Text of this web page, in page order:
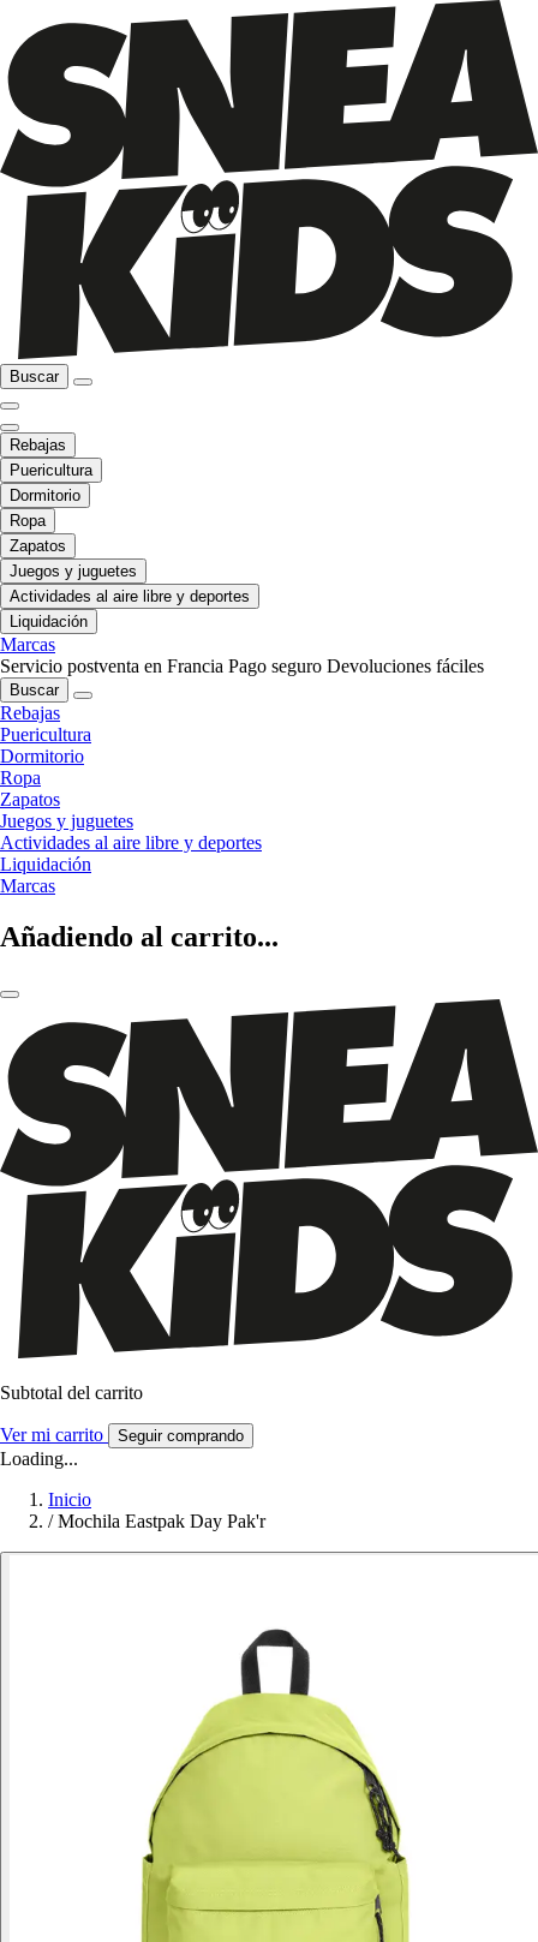
Buscar
Rebajas
Puericultura
Dormitorio
Ropa
Zapatos
Juegos y juguetes
Actividades al aire libre y deportes
Liquidación
Marcas
Servicio postventa en Francia Pago seguro Devoluciones fáciles
Buscar
Rebajas
Puericultura
Dormitorio
Ropa
Zapatos
Juegos y juguetes
Actividades al aire libre y deportes
Liquidación
Marcas
Añadiendo al carrito...
Subtotal del carrito
Ver mi carrito Seguir comprando
Loading...
Inicio
/ Mochila Eastpak Day Pak'r